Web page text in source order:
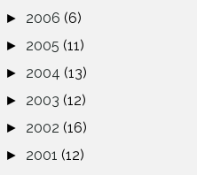
► 2006 (6)
► 2005 (11)
► 2004 (13)
► 2003 (12)
► 2002 (16)
► 2001 (12)